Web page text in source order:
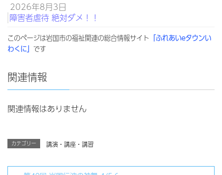
2026年8月3日
障害者虐待 絶対ダメ！！
このページは岩国市の福祉関連の総合情報サイト 「ふれあいeタウンい
わくに」 です
関連情報
関連情報はありません
カテゴリー 講演・講座・講習